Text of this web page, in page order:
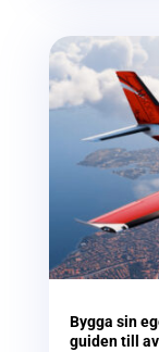
Bygga sin
guiden till